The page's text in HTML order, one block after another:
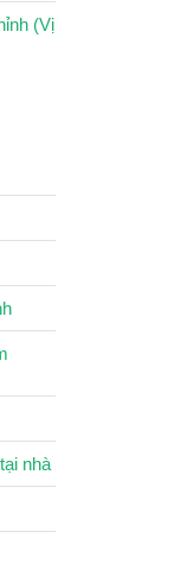
(Vị
nhà